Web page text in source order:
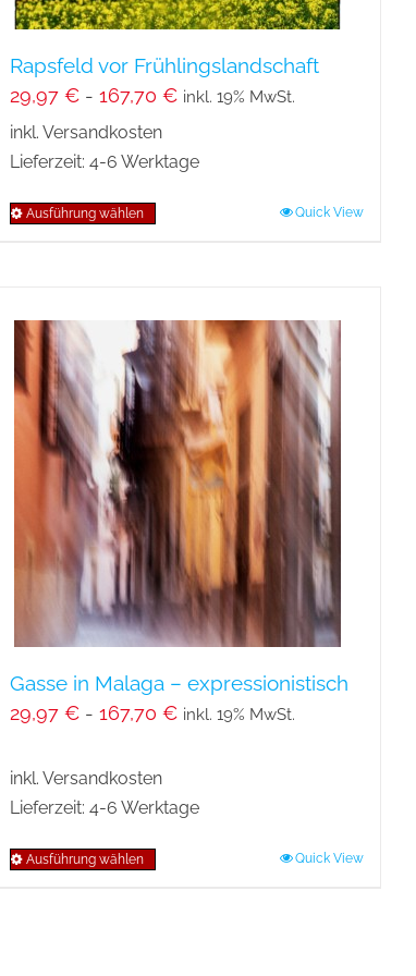
werden
Rapsfeld vor Frühlingslandschaft
29,97€ -167,70€ inkl. 19% MwSt.
inkl. Versandkosten
Lieferzeit:4-6 Werktage
Ausführung wählen
mehrere
Varianten
auf.
Die
Optionen
können
auf
der
Produktseite
gewählt
werden
Quick View
Gasse in Malaga – expressionistisch
29,97€ -167,70€ inkl. 19% MwSt.
inkl. Versandkosten
Lieferzeit:4-6 Werktage
Ausführung wählen Quick View